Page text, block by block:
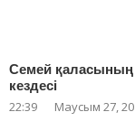
Семей қаласының
кездесі
22:39 Маусым 27,